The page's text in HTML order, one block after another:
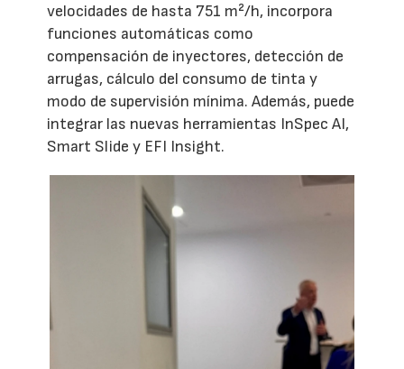
velocidades de hasta 751 m²/h, incorpora
funciones automáticas como
compensación de inyectores, detección de
arrugas, cálculo del consumo de tinta y
modo de supervisión mínima. Además, puede
integrar las nuevas herramientas InSpec AI,
Smart Slide y EFI Insight.